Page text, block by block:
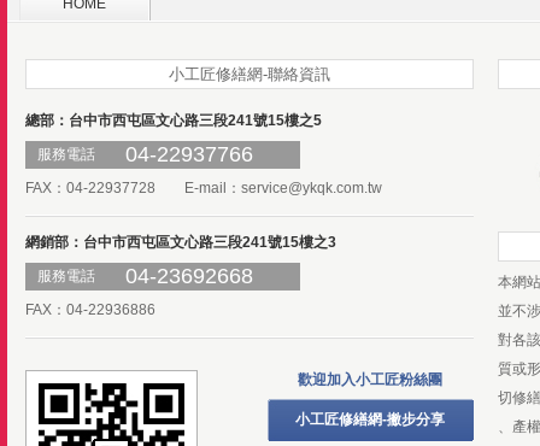
HOME
小工匠修繕網-聯絡資訊
總部：台中市西屯區文心路三段241號15樓之5
服務電話
04-22937766
FAX：04-22937728 E-mail： service@ykqk.com.tw
網銷部：台中市西屯區文心路三段241號15樓之3
服務電話
04-23692668
FAX：04-22936886
歡迎加入小工匠粉絲團
小工匠修繕網-撇步分享
本網
並不
對各
質或
切修
、產